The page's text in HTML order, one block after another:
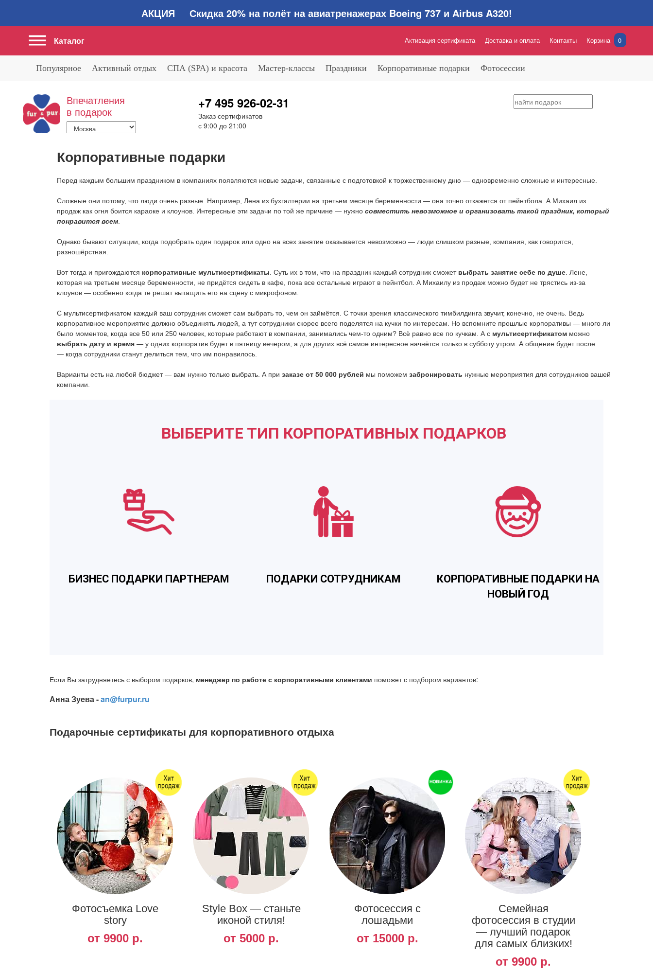
АКЦИЯ Скидка 20% на полёт на авиатренажерах Boeing 737 и Airbus A320!
+7 495 926-02-31
Заказ сертификатов
с 9:00 до 21:00
Активация сертификата Доставка и оплата Контакты Корзина 0
Каталог
Впечатления
в подарок
Популярное Активный отдых СПА (SPA) и красота Мастер-классы Праздники Корпоративные подарки Фотосессии
Корпоративные подарки
Перед каждым большим праздником в компаниях появляются новые задачи, связанные с подготовкой к торжественному дню — одновременно сложные и интересные.
Сложные они потому, что люди очень разные. Например, Лена из бухгалтерии на третьем месяце беременности — она точно откажется от пейнтбола. А Михаил из
продаж как огня боится караоке и клоунов. Интересные эти задачи по той же причине — нужно совместить невозможное и организовать такой праздник, который
понравится всем
Однако бывают ситуации, когда подобрать один подарок или одно на всех занятие оказывается невозможно — люди слишком разные, компания, как говорится,
разношёрстная.
Вот тогда и пригождаются корпоративные мультисертификаты . Суть их в том, что на праздник каждый сотрудник сможет выбрать занятие себе по душе . Лене,
которая на третьем месяце беременности, не придётся сидеть в кафе, пока все остальные играют в пейнтбол. А Михаилу из продаж можно будет не трястись из-за
клоунов — особенно когда те решат вытащить его на сцену с микрофоном.
С мультисертификатом каждый ваш сотрудник сможет сам выбрать то, чем он займётся. С точки зрения классического тимбилдинга звучит, конечно, не очень. Ведь
корпоративное мероприятие должно объединять людей, а тут сотрудники скорее всего поделятся на кучки по интересам. Но вспомните прошлые корпоративы — много ли
было моментов, когда все 50 или 250 человек, которые работают в компании, занимались чем-то одним? Всё равно все по кучкам. А с мультисертификатом можно
выбрать дату и время — у одних корпоратив будет в пятницу вечером, а для других всё самое интересное начнётся только в субботу утром. А общение будет после
— когда сотрудники станут делиться тем, что им понравилось.
Варианты есть на любой бюджет — вам нужно только выбрать. А при заказе от 50 000 рублей мы поможем забронировать нужные мероприятия для сотрудников вашей
компании.
ВЫБЕРИТЕ ТИП КОРПОРАТИВНЫХ ПОДАРКОВ
БИЗНЕС ПОДАРКИ ПАРТНЕРАМ ПОДАРКИ СОТРУДНИКАМ
КОРПОРАТИВНЫЕ ПОДАРКИ НА
НОВЫЙ ГОД
Если Вы затрудняетесь с выбором подарков, менеджер по работе с корпоративными клиентами поможет с подбором вариантов:
Анна Зуева -an@furpur.ru
Подарочные сертификаты для корпоративного отдыха
Фотосъемка Love
story
от 9900 р.
Style Box — станьте
иконой стиля!
от 5000 р.
Фотосессия с
лошадьми
от 15000 р.
Семейная
фотосессия в студии
— лучший подарок
для самых близких!
от 9900 р.